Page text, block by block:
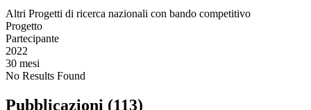
Altri Progetti di ricerca nazionali con bando competitivo
Progetto
Partecipante
2022
30 mesi
No Results Found
Pubblicazioni (113)